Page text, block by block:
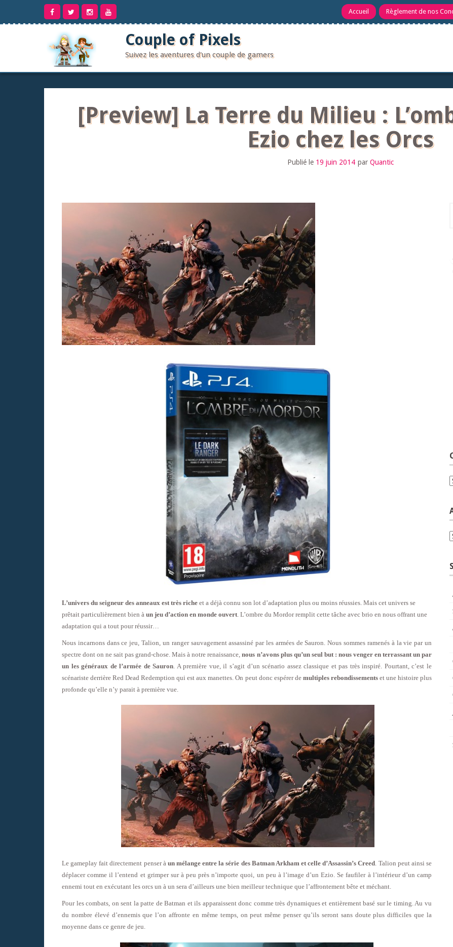
contenu
Accueil Règlement de nos
Couple of Pixels
Suivez les aventures d'un couple de gamers
[Preview] La Terre du Milieu :
Ezio chez les Orcs
Publié le 19 juin 2014 par Quantic
L’univers du seigneur des anneaux est très riche et a déjà connu son lot d’adaptation plus ou moins réussies. Mais cet univers se
prêtait particulièrement bien à un jeu d’action en monde ouvert . L’ombre du Mordor remplit cette tâche avec brio en nous offrant une
adaptation qui a tout pour réussir…
Nous incarnons dans ce jeu, Talion, un ranger sauvagement assassiné par les armées de Sauron. Nous sommes ramenés à la vie par un
spectre dont on ne sait pas grand-chose. Mais à notre renaissance,nous n’avons plus qu’un seul but : nous venger en terrassant un par
un les généraux de l’armée de Sauron . A première vue, il s’agit d’un scénario assez classique et pas très inspiré. Pourtant, c’est le
scénariste derrière Red Dead Redemption qui est aux manettes. On peut donc espérer demultiples rebondissementset une histoire plus
profonde qu’elle n’y parait à première vue.
Le gameplay fait directement penser à un mélange entre la série des Batman Arkham et celle d’Assassin’s Creed. Talion peut ainsi se
déplacer comme il l’entend et grimper sur à peu près n’importe quoi, un peu à l’image d’un Ezio. Se faufiler à l’intérieur d’un camp
ennemi tout en exécutant les orcs un à un sera d’ailleurs une bien meilleur technique que l’affrontement bête et méchant.
Pour les combats, on sent la patte de Batman et ils apparaissent donc comme très dynamiques et entièrement basé sur le timing. Au vu
du nombre élevé d’ennemis que l’on affronte en même temps, on peut même penser qu’ils seront sans doute plus difficiles que la
moyenne dans ce genre de jeu.